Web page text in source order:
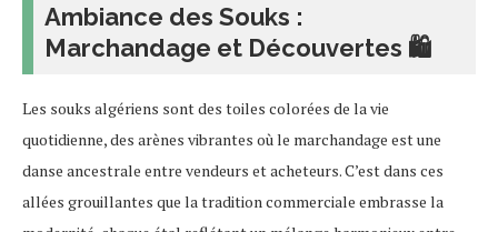
Ambiance des Souks :
Marchandage et Découvertes 🛍
Les souks algériens sont des toiles colorées de la vie
quotidienne, des arènes vibrantes où le marchandage est une
danse ancestrale entre vendeurs et acheteurs. C’est dans ces
allées grouillantes que la tradition commerciale embrasse la